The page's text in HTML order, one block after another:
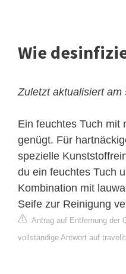
Wie
Zuletzt aktualisiert am
Ein feuchtes Tuch mit
genügt. Für
spezielle
du ein feuchtes Tuch
Kombination mit
Seife zur Reinigung
Antrag auf Entfernung der
vollständige Antwort auf